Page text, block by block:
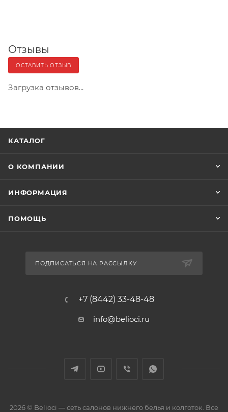
Отзывы
ОСТАВИТЬ ОТЗЫВ
Загрузка отзывов...
КАТАЛОГ
О КОМПАНИИ
ИНФОРМАЦИЯ
ПОМОЩЬ
ПОДПИСАТЬСЯ НА РАССЫЛКУ
+7 (8442) 33-48-48
info@belioci.ru
2026 © Belioci — сеть салонов нижнего белья и колготок. Все